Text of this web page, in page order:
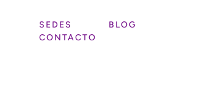
SEDES
BLOG
CONTACTO